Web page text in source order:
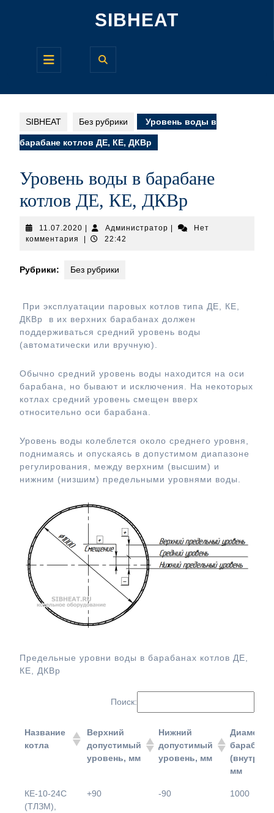
SIBHEAT
Кнопка
SIBHEAT Без рубрики Уровень воды в
барабане котлов ДЕ, КЕ, ДКВр
Уровень воды в барабане
котлов ДЕ, КЕ, ДКВр
11.07.2020 11.07.2020Администратор Администратор
Нет
комментария
22:42
Рубрики: Без рубрики
При эксплуатации паровых котлов типа ДЕ, КЕ,
ДКВр в их верхних барабанах должен
поддерживаться средний уровень воды
(автоматически или вручную).
Обычно средний уровень воды находится на оси
барабана, но бывают и исключения. На некоторых
котлах средний уровень смещен вверх
относительно оси барабана.
Уровень воды колеблется около среднего уровня,
поднимаясь и опускаясь в допустимом диапазоне
регулирования, между верхним (высшим) и
нижним (низшим) предельными уровнями воды.
Предельные уровни воды в барабанах котлов ДЕ,
КЕ, ДКВр
Поиск:
Название
котла
Верхний
допустимый
уровень, мм
Нижний
допустимый
уровень, мм
Диаметр
барабана
мм
Название
котла
Верхний
Нижний
Диаметр
КЕ-10-24С
(ТЛЗМ),
+90 -90 1000